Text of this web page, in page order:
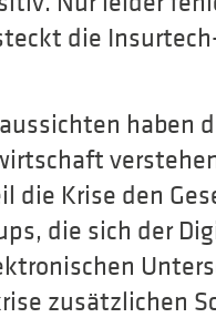
die
haben
die Krise den
die sich der
zusätzlichen